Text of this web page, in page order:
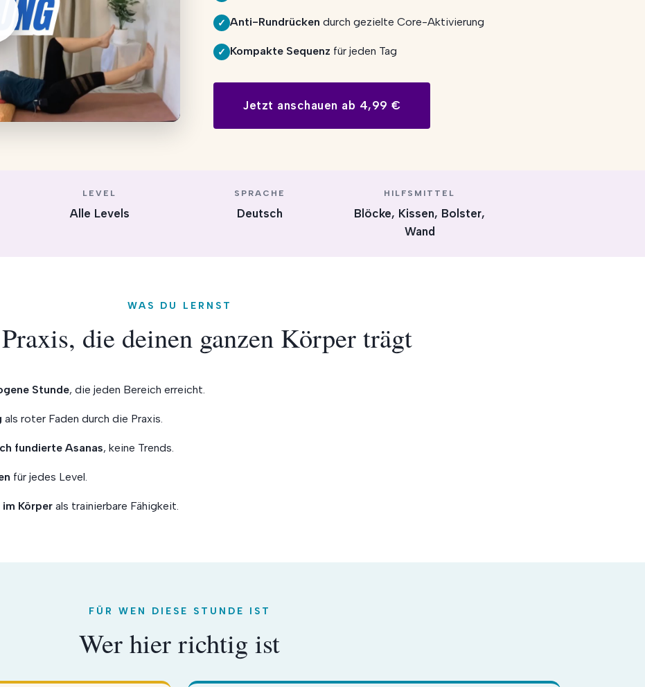
✓ Anti-Rundrücken durch gezielte Core-Aktivierung
✓ Kompakte Sequenz für jeden Tag
Jetzt anschauen ab 4,99 €
LEVEL
Alle Levels
SPRACHE
Deutsch
HILFSMITTEL
Blöcke, Kissen, Bolster,
Wand
WAS DU LERNST
die deinen ganzen Körper trägt
Stunde, die jeden Bereich erreicht.
als roter Faden durch die Praxis.
fundierte Asanas, keine Trends.
für jedes Level.
Körper als trainierbare Fähigkeit.
FÜR WEN DIESE STUNDE IST
Wer hier richtig ist